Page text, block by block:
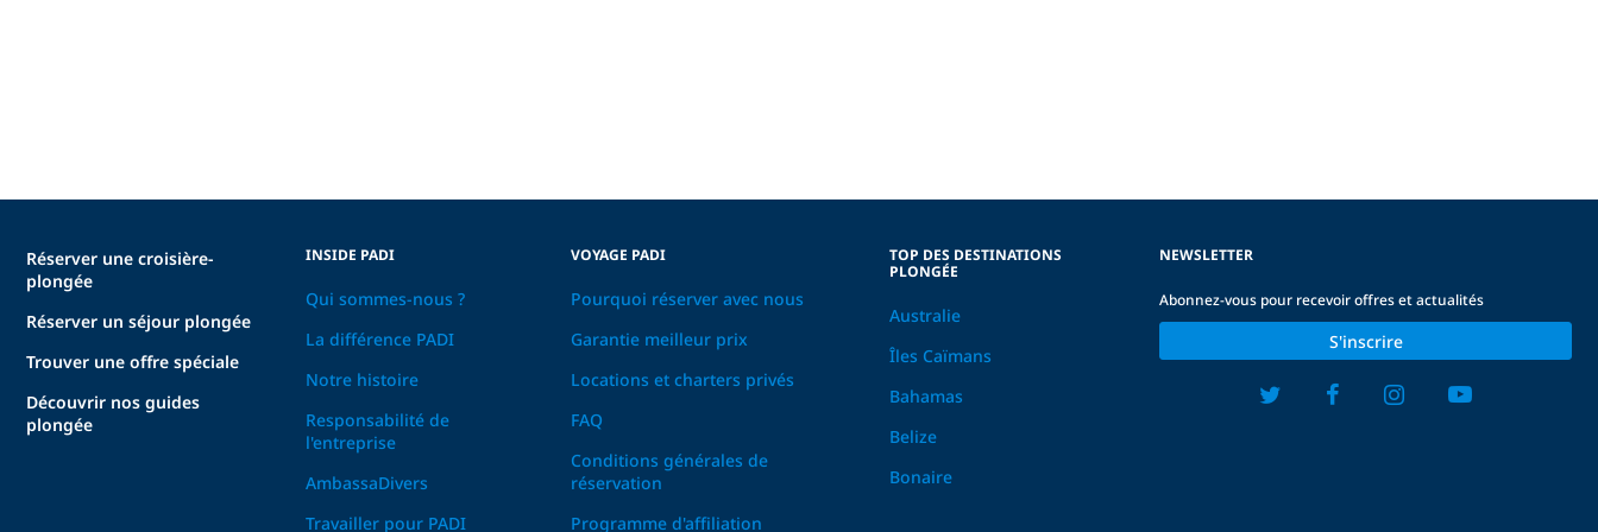
Réserver une croisière-
plongée
Réserver un séjour plongée
Trouver une offre spéciale
Découvrir nos guides
plongée
INSIDE PADI
Qui sommes-nous ?
La différence PADI
Notre histoire
Responsabilité de
l'entreprise
AmbassaDivers
Travailler pour PADI
VOYAGE PADI
Pourquoi réserver avec nous
Garantie meilleur prix
Locations et charters privés
FAQ
Conditions générales de
réservation
Programme d'affiliation
TOP DES DESTINATIONS
PLONGÉE
Australie
Îles Caïmans
Bahamas
Belize
Bonaire
NEWSLETTER
Abonnez-vous pour recevoir offres et actualités
S'inscrire